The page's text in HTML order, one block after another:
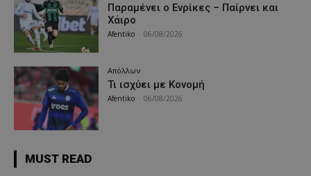
Παραμένει ο Ενρίκες – Παίρνει και
Χάιρο
Afentiko 06/08/2026
Απόλλων
Τι ισχύει με Κονομή
Afentiko 06/08/2026
MUST READ